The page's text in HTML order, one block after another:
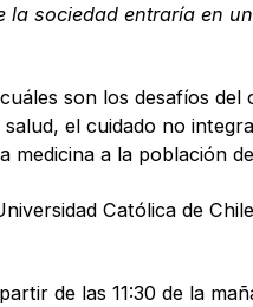
sociedad entraría en
son los desafíos
el cuidado no
a la población
Católica de
de las 11:30 de la